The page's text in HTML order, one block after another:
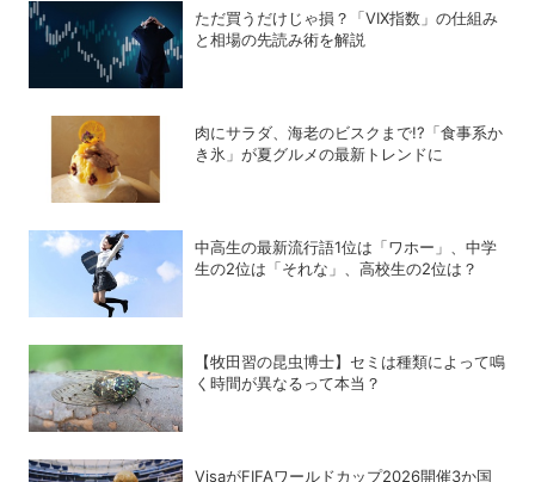
ただ買うだけじゃ損？「VIX指数」の仕組み
と相場の先読み術を解説
肉にサラダ、海老のビスクまで!?「食事系か
き氷」が夏グルメの最新トレンドに
中高生の最新流行語1位は「ワホー」、中学
生の2位は「それな」、高校生の2位は？
【牧田習の昆虫博士】セミは種類によって鳴
く時間が異なるって本当？
VisaがFIFAワールドカップ2026開催3か国